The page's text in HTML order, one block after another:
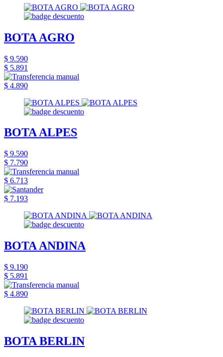
BOTA AGRO
$ 9.590
$ 5.891
$ 4.890
BOTA ALPES
$ 9.590
$ 7.790
$ 6.713
$ 7.193
BOTA ANDINA
$ 9.190
$ 5.891
$ 4.890
BOTA BERLIN